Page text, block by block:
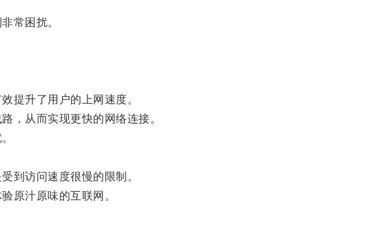
常困扰。
提升了用户的上网速度。
，从而实现更快的网络连接。
到访问速度很慢的限制。
原汁原味的互联网。